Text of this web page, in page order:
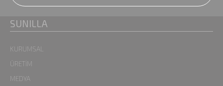
SUNILLA
KURUMSAL
ÜRETİM
MEDYA